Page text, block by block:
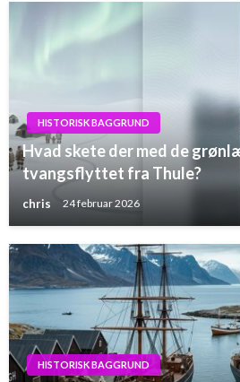
HISTORISK BAGGRUND
Hvad skete der med de
tvangsflyttet fra Thule?
chris 24 februar 2026
HISTORISK BAGGRUND